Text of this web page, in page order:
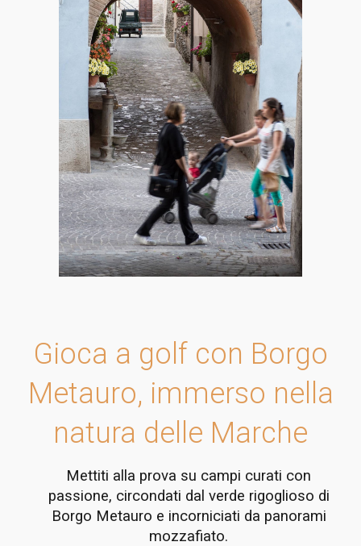
Gioca a golf con Borgo
Metauro, immerso nella
natura delle Marche
Mettiti alla prova su campi curati con
passione, circondati dal verde rigoglioso di
Borgo Metauro e incorniciati da panorami
mozzafiato.